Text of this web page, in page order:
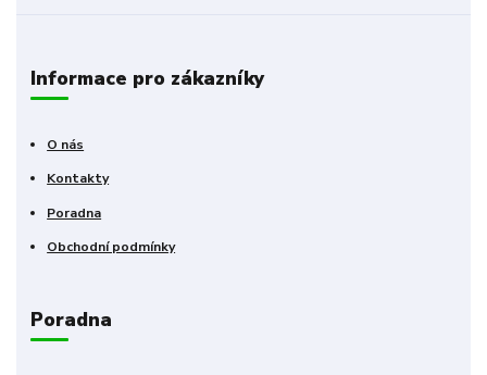
Informace pro zákazníky
O nás
Kontakty
Poradna
Obchodní podmínky
Poradna